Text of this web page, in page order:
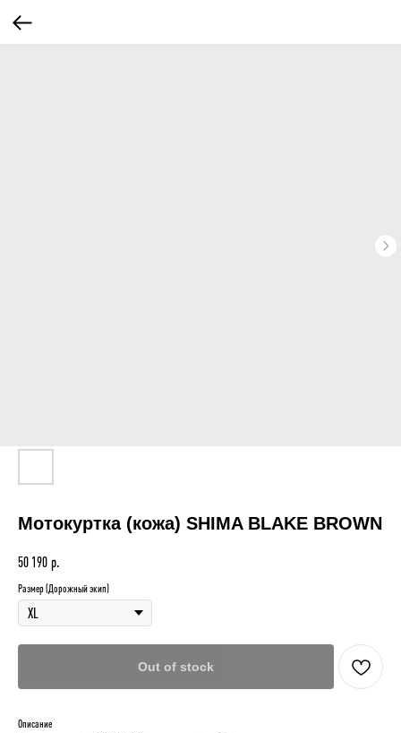
Мотокуртка (кожа) SHIMA BLAKE BROWN
50 190 р.
Размер (Дорожный экип)
Out of stock
Описание